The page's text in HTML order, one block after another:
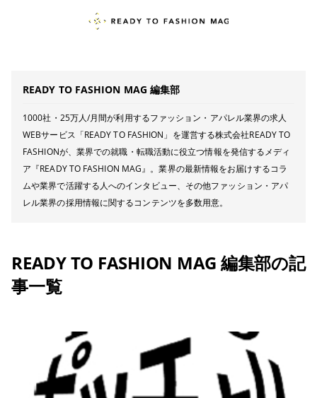
READY TO FASHION MAG 編集部
1000社・25万人/月間が利用するファッション・アパレル業界の求人
WEBサービス「READY TO FASHION」を運営する株式会社READY TO
FASHIONが、業界での就職・転職活動に役立つ情報を発信するメディ
ア『READY TO FASHION MAG』。業界の最新情報をお届けするコラ
ムや業界で活躍する人へのインタビュー、その他ファッション・アパ
レル業界の採用情報に関するコンテンツを多数用意。
READY TO FASHION MAG 編集部の記
事一覧